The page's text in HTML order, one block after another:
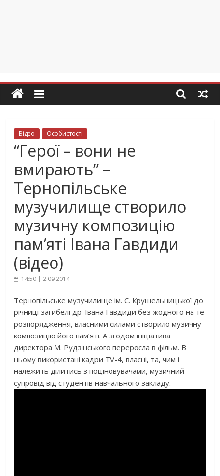
Відео Особистості
“Герої – вони не
вмирають” –
Тернопільське
музучилище створило
музичну композицію
пам’яті Івана Гавдиди
(відео)
14:50 | 2.09.2014
Тернопільське музучилище ім. С. Крушельницької до
річниці загибелі др. Івана Гавдиди без жодного на те
розпорядження, власними силами створило музичну
композицію його пам’яті. А згодом ініціатива
директора М. Рудзінського переросла в фільм. В
ньому використані кадри TV-4, власні, та, чим і
належить ділитись з поціновувачами, музичний
супровід від студентів навчального закладу.